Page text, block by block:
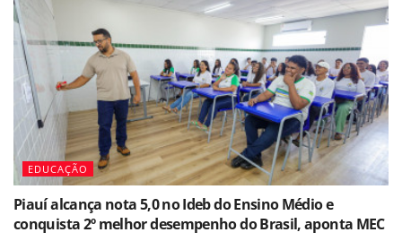
EDUCAÇÃO
Piauí alcança nota 5,0 no Ideb do Ensino Médio e
conquista 2º melhor desempenho do Brasil, aponta MEC